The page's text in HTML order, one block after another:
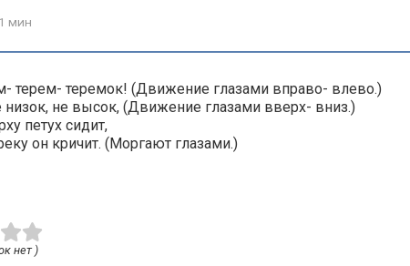
1 мин
терем- теремок! (Движение глазами вправо- влево.)
низок, не высок, (Движение глазами вверх- вниз.)
петух сидит,
он кричит. (Моргают глазами.)
нет )